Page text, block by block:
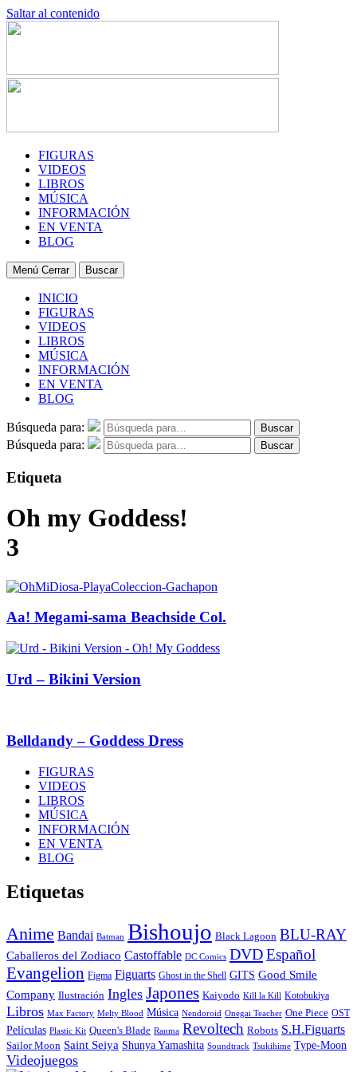
Saltar al contenido
FIGURAS
VIDEOS
LIBROS
MÚSICA
INFORMACIÓN
EN VENTA
BLOG
Menú Cerrar Buscar
INICIO
FIGURAS
VIDEOS
LIBROS
MÚSICA
INFORMACIÓN
EN VENTA
BLOG
Búsqueda para: Buscar
Búsqueda para: Buscar
Etiqueta
Oh my Goddess!
3
Aa! Megami-sama Beachside Col.
Urd – Bikini Version
Belldandy – Goddess Dress
FIGURAS
VIDEOS
LIBROS
MÚSICA
INFORMACIÓN
EN VENTA
BLOG
Etiquetas
Anime Bandai Batman Bishoujo Black Lagoon BLU-RAY
Caballeros del Zodiaco Castoffable DC Comics DVDEspañol
Evangelion Figma Figuarts Ghost in the Shell GITS Good Smile
Company Ilustración Ingles Japones Kaiyodo Kill la Kill Kotobukiya
Libros Max Factory Melty Blood Música Nendoroid Onegai Teacher One Piece OST
Películas Plastic Kit Queen's Blade Ranma Revoltech Robots S.H.Figuarts
Sailor Moon Saint Seiya Shunya Yamashita Soundtrack Tsukihime Type-Moon
Videojuegos